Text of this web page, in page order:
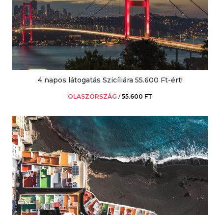
4 napos látogatás Szicíliára 55.600 Ft-ért!
OLASZORSZÁG /55.600 FT